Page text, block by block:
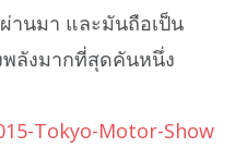
านมา และมันถือเป็น
ลังมากที่สุดคันหนึ่ง